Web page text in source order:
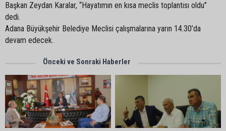
Başkan Zeydan Karalar, “Hayatımın en kısa meclis toplantısı oldu”
dedi.
Adana Büyükşehir Belediye Meclisi çalışmalarına yarın 14.30’da
devam edecek.
Önceki ve Sonraki Haberler